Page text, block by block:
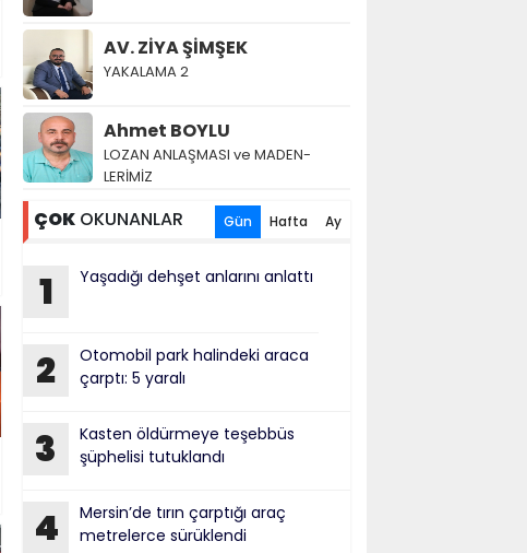
AV. ZİYA ŞİMŞEK
YAKALAMA 2
Ahmet BOYLU
LOZAN AN­LAŞ­MA­SI ve MA­DEN­
LERİMİZ
ÇOK OKUNANLAR Gün Hafta Ay
1 Yaşadığı dehşet anlarını anlattı
2
Otomobil park halindeki araca
çarptı: 5 yaralı
3
Kasten öldürmeye teşebbüs
şüphelisi tutuklandı
4
Mersin’de tırın çarptığı araç
metrelerce sürüklendi